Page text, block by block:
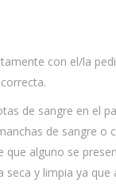
con el/la
de sangre en el
de sangre o
alguno se
y limpia ya que